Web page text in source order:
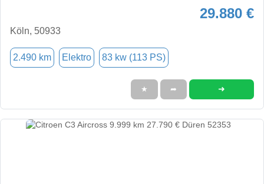
29.880 €
Köln, 50933
2.490 km Elektro 83 kw (113 PS)
★ ➦ ➜